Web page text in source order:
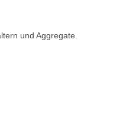
und Aggregate.